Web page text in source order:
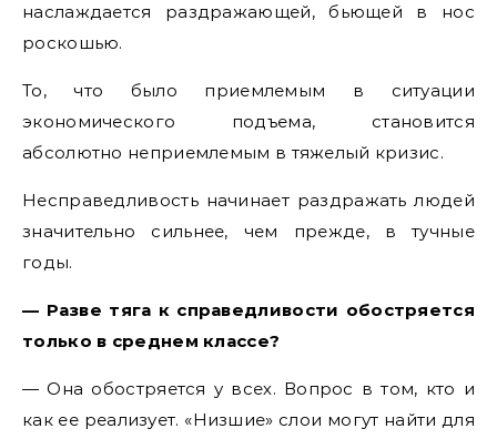
наслаждается раздражающей, бьющей в нос
роскошью.
То, что было приемлемым в ситуации
экономического подъема, становится
абсолютно неприемлемым в тяжелый кризис.
Несправедливость начинает раздражать людей
значительно сильнее, чем прежде, в тучные
годы.
— Разве тяга к справедливости обостряется
только в среднем классе?
— Она обостряется у всех. Вопрос в том, кто и
как ее реализует. «Низшие» слои могут найти для